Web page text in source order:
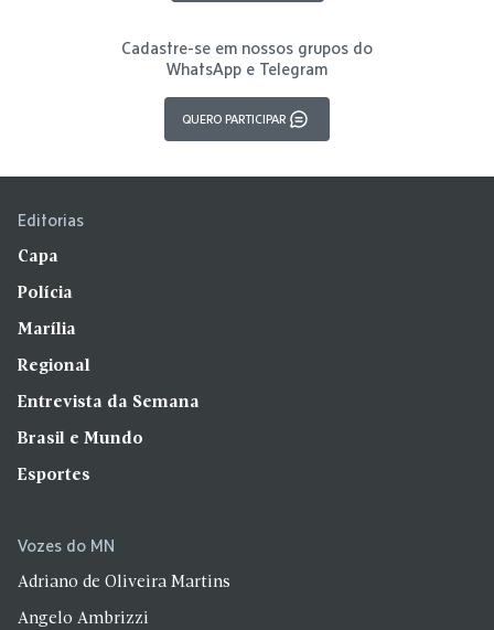
Cadastre-se em nossos grupos do
WhatsApp e Telegram
QUERO PARTICIPAR
Editorias
Capa
Polícia
Marília
Regional
Entrevista da Semana
Brasil e Mundo
Esportes
Vozes do MN
Adriano de Oliveira Martins
Angelo Ambrizzi